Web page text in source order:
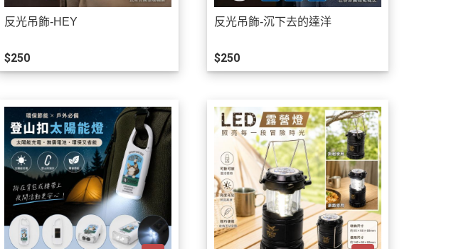
反光吊飾-HEY
$250
反光吊飾-沉下去的達洋
$250